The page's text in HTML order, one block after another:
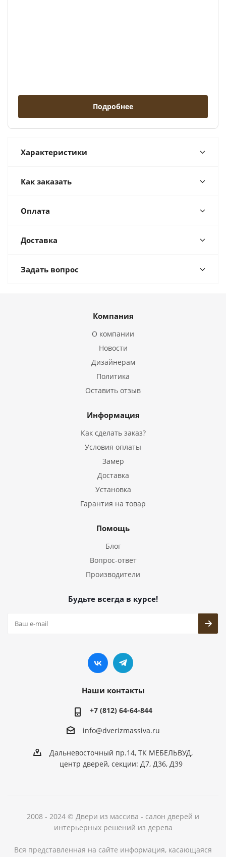
Подробнее
Характеристики
Как заказать
Оплата
Доставка
Задать вопрос
Компания
О компании
Новости
Дизайнерам
Политика
Оставить отзыв
Информация
Как сделать заказ?
Условия оплаты
Замер
Доставка
Установка
Гарантия на товар
Помощь
Блог
Вопрос-ответ
Производители
Будьте всегда в курсе!
Наши контакты
+7 (812) 64-64-844
info@dverizmassiva.ru
Дальневосточный пр.14, ТК МЕБЕЛЬВУД,
центр дверей, секции: Д7, Д36, Д39
2008 - 2024 © Двери из массива - салон дверей и
интерьерных решений из дерева
Вся представленная на сайте информация, касающаяся